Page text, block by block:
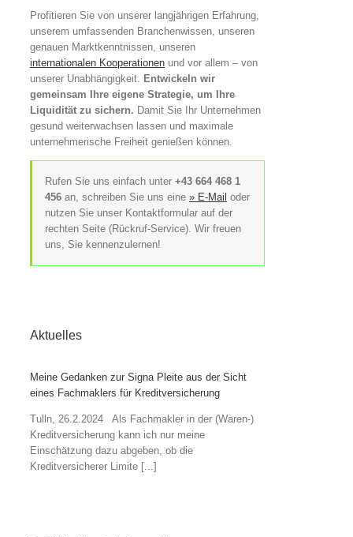
Profitieren Sie von unserer langjährigen Erfahrung,
unserem umfassenden Branchenwissen, unseren
genauen Marktkenntnissen, unseren
internationalen Kooperationen und vor allem – von
unserer Unabhängigkeit. Entwickeln wir
gemeinsam Ihre eigene Strategie, um Ihre
Liquidität zu sichern. Damit Sie Ihr Unternehmen
gesund weiterwachsen lassen und maximale
unternehmerische Freiheit genießen können.
Rufen Sie uns einfach unter +43 664 468 1
456 an, schreiben Sie uns eine » E-Mail oder
nutzen Sie unser Kontaktformular auf der
rechten Seite (Rückruf-Service). Wir freuen
uns, Sie kennenzulernen!
Aktuelles
Meine Gedanken zur Signa Pleite aus der Sicht
eines Fachmaklers für Kreditversicherung
Tulln, 26.2.2024 Als Fachmakler in der (Waren-)
Kreditversicherung kann ich nur meine
Einschätzung dazu abgeben, ob die
Kreditversicherer Limite [...]